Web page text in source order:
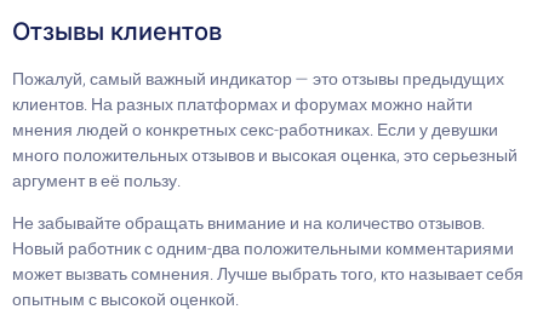
Отзывы клиентов
Пожалуй, самый важный индикатор — это отзывы предыдущих
клиентов. На разных платформах и форумах можно найти
мнения людей о конкретных секс-работниках. Если у девушки
много положительных отзывов и высокая оценка, это серьезный
аргумент в её пользу.
Не забывайте обращать внимание и на количество отзывов.
Новый работник с одним-два положительными комментариями
может вызвать сомнения. Лучше выбрать того, кто называет себя
опытным с высокой оценкой.